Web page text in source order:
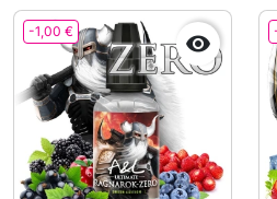
-1,00 € 